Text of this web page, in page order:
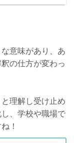
意味があり、あ
の仕方が変わっ
理解し受け止め
、学校や職場で
！